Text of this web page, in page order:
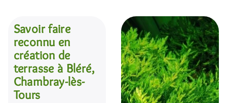
Savoir faire
reconnu en
création de
terrasse à Bléré,
Chambray-lès-
Tours